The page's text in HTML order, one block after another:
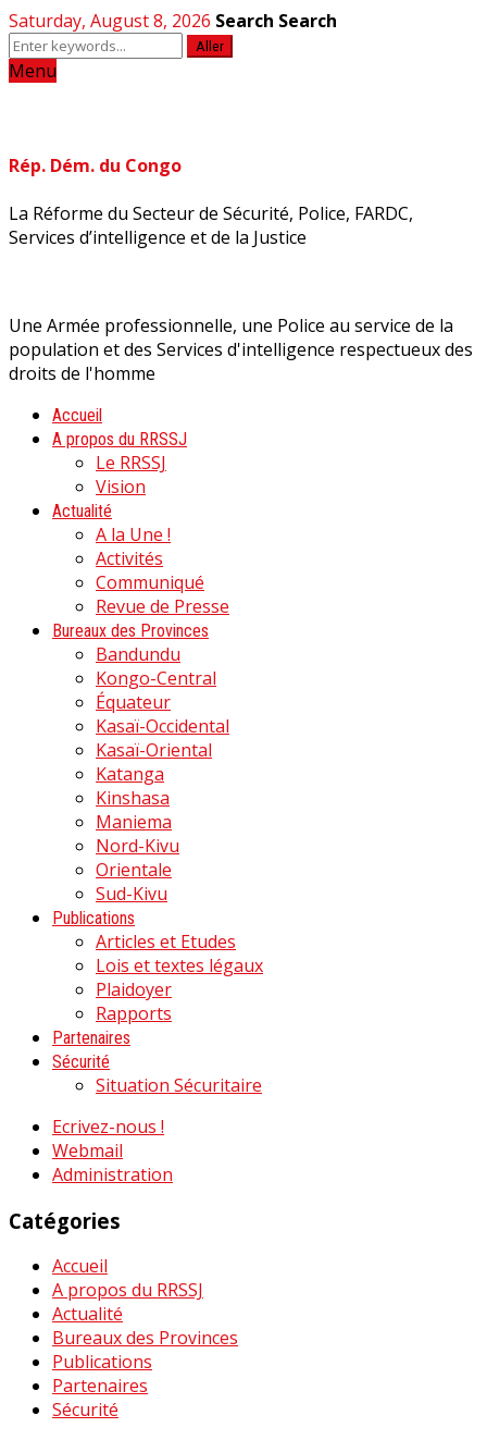
Saturday, August 8, 2026 Search Search
Aller
Menu
Rép. Dém. du Congo
La Réforme du Secteur de Sécurité, Police, FARDC,
Services d’intelligence et de la Justice
Une Armée professionnelle, une Police au service de la
population et des Services d'intelligence respectueux des
droits de l'homme
Accueil
A propos du RRSSJ
Le RRSSJ
Vision
Actualité
A la Une !
Activités
Communiqué
Revue de Presse
Bureaux des Provinces
Bandundu
Kongo-Central
Équateur
Kasaï-Occidental
Kasaï-Oriental
Katanga
Kinshasa
Maniema
Nord-Kivu
Orientale
Sud-Kivu
Publications
Articles et Etudes
Lois et textes légaux
Plaidoyer
Rapports
Partenaires
Sécurité
Situation Sécuritaire
Ecrivez-nous !
Webmail
Administration
Catégories
Accueil
A propos du RRSSJ
Actualité
Bureaux des Provinces
Publications
Partenaires
Sécurité